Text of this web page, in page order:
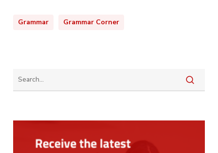
Grammar Grammar Corner